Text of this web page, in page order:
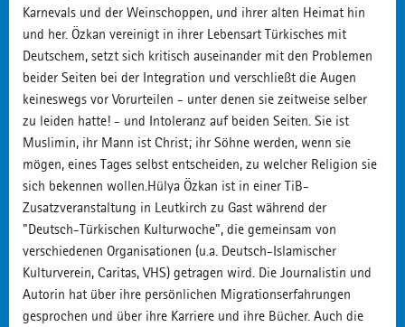
Karnevals und der Weinschoppen, und ihrer alten Heimat hin
und her. Özkan vereinigt in ihrer Lebensart Türkisches mit
Deutschem, setzt sich kritisch auseinander mit den Problemen
beider Seiten bei der Integration und verschließt die Augen
keineswegs vor Vorurteilen - unter denen sie zeitweise selber
zu leiden hatte! - und Intoleranz auf beiden Seiten. Sie ist
Muslimin, ihr Mann ist Christ; ihr Söhne werden, wenn sie
mögen, eines Tages selbst entscheiden, zu welcher Religion sie
sich bekennen wollen.Hülya Özkan ist in einer TiB-
Zusatzveranstaltung in Leutkirch zu Gast während der
"Deutsch-Türkischen Kulturwoche", die gemeinsam von
verschiedenen Organisationen (u.a. Deutsch-Islamischer
Kulturverein, Caritas, VHS) getragen wird. Die Journalistin und
Autorin hat über ihre persönlichen Migrationserfahrungen
gesprochen und über ihre Karriere und ihre Bücher. Auch die